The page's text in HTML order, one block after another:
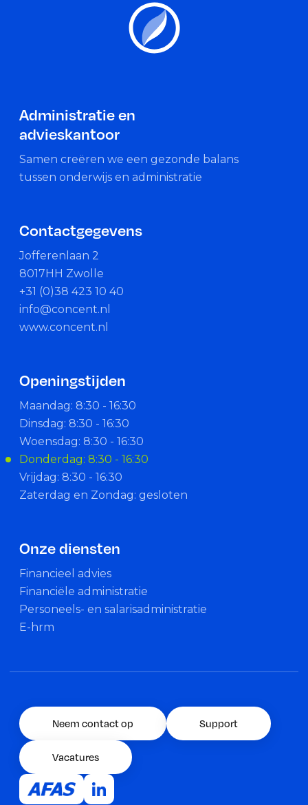
Administratie en
advieskantoor
Samen creëren we een gezonde balans
tussen onderwijs en administratie
Contactgegevens
Jofferenlaan 2
8017HH Zwolle
+31 (0)38 423 10 40
info@concent.nl
www.concent.nl
Openingstijden
Maandag: 8:30 - 16:30
Dinsdag: 8:30 - 16:30
Woensdag: 8:30 - 16:30
Donderdag: 8:30 - 16:30
Vrijdag: 8:30 - 16:30
Zaterdag en Zondag: gesloten
Onze diensten
Financieel advies
Financiële administratie
Personeels- en salarisadministratie
E-hrm
Neem contact op Support
Vacatures